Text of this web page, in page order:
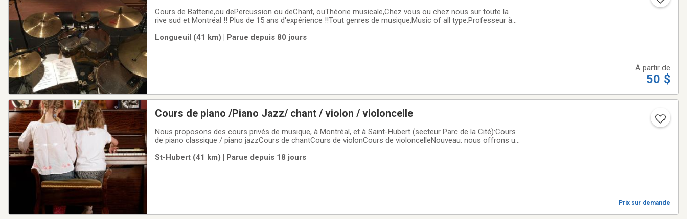
Cours de Batterie,ou dePercussion ou deChant, ouThéorie musicale,Chez vous ou chez nous sur toute la
rive sud et Montréal !! Plus de 15 ans d'expérience !!Tout genres de musique,Music of all type.Professeur à
514 293 3028.
Longueuil (41 km) | Parue depuis 80 jours
À partir de
50 $
Cours de piano /Piano Jazz/ chant / violon / violoncelle
Nous proposons des cours privés de musique, à Montréal, et à Saint-Hubert (secteur Parc de la Cité):Cours
de piano classique / piano jazzCours de chantCours de violonCours de violoncelleNouveau: nous offrons un
etc.... Approche avec/ou sans /
St-Hubert (41 km) | Parue depuis 18 jours
Prix sur demande